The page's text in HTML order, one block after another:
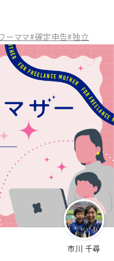
ーママ#確定申告#独立
市川 千尋